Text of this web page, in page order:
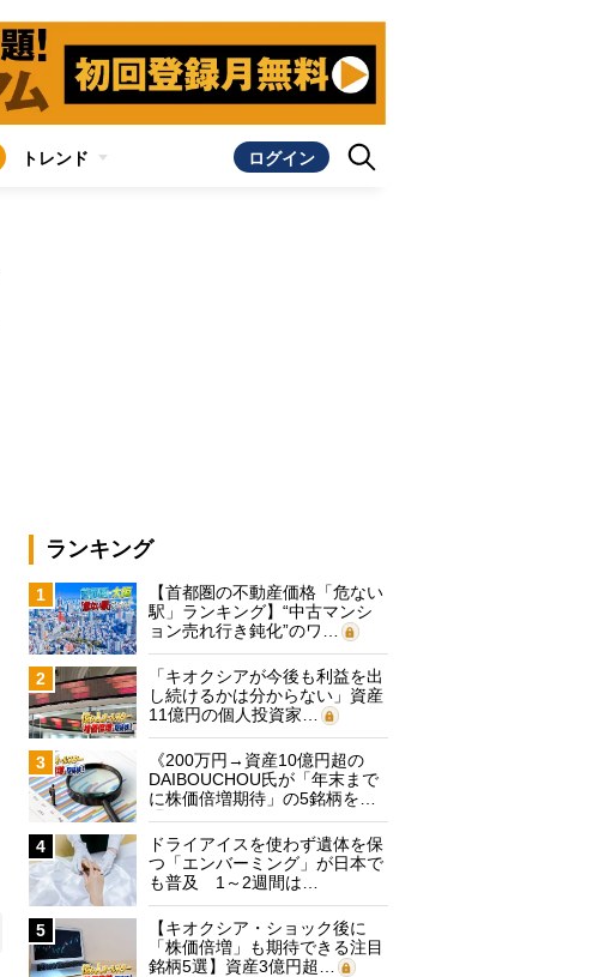
トレンド ログイン
ランキング
1
【首都圏の不動産価格「危ない
駅」ランキング】“中古マンシ
ョン売れ行き鈍化”のワ…
2
「キオクシアが今後も利益を出
し続けるかは分からない」資産
11億円の個人投資家…
3
《200万円→資産10億円超の
DAIBOUCHOU氏が「年末まで
に株価倍増期待」の5銘柄を…
4
ドライアイスを使わず遺体を保
つ「エンバーミング」が日本で
も普及 1～2週間は…
5
【キオクシア・ショック後に
「株価倍増」も期待できる注目
銘柄5選】資産3億円超…